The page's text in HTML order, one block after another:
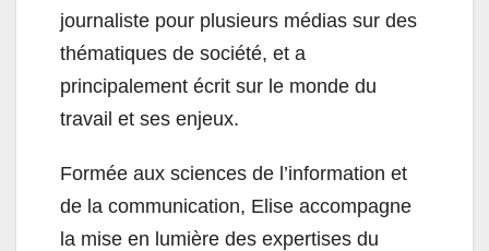
journaliste pour plusieurs médias sur des
thématiques de société, et a
principalement écrit sur le monde du
travail et ses enjeux.
Formée aux sciences de l’information et
de la communication, Elise accompagne
la mise en lumière des expertises du